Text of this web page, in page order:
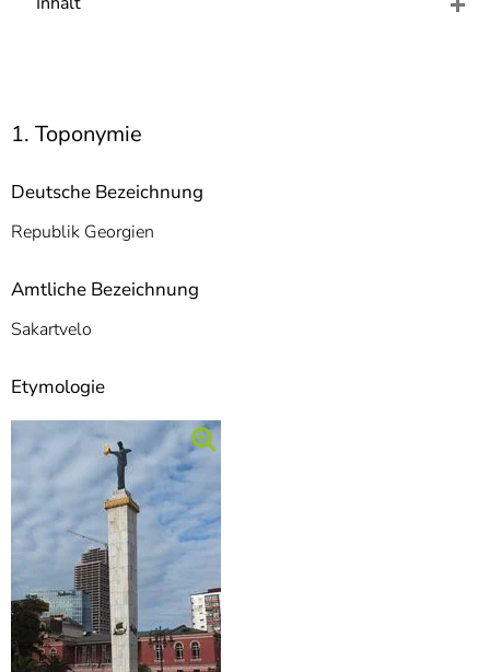
1. Toponymie
Deutsche Bezeichnung
Republik Georgien
Amtliche Bezeichnung
Sakartvelo
Etymologie